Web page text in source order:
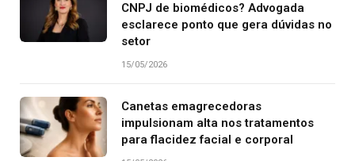
CNPJ de biomédicos? Advogada
esclarece ponto que gera dúvidas no
setor
15/05/2026
Canetas emagrecedoras
impulsionam alta nos tratamentos
para flacidez facial e corporal